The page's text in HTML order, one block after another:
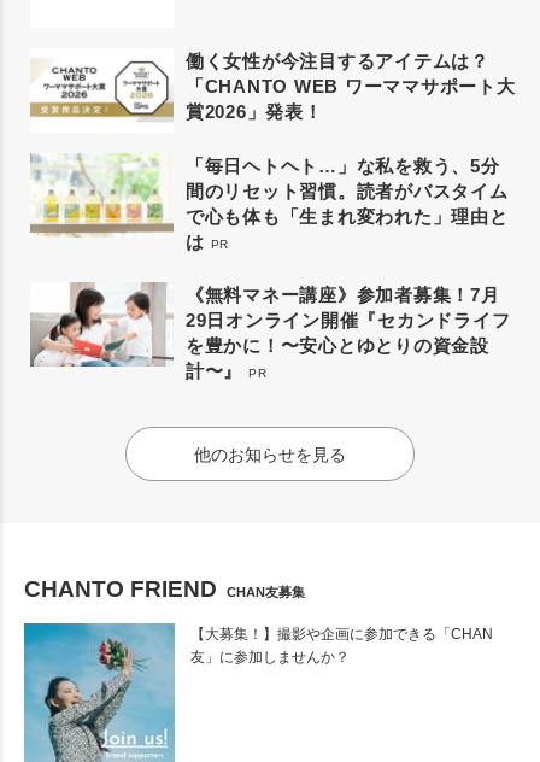
働く女性が今注目するアイテムは？
「CHANTO WEB ワーママサポート大
賞2026」発表！
「毎日ヘトヘト…」な私を救う、5分
間のリセット習慣。読者がバスタイム
で心も体も「生まれ変われた」理由と
は PR
《無料マネー講座》参加者募集！7月
29日オンライン開催『セカンドライフ
を豊かに！〜安心とゆとりの資金設
計〜』
PR
他のお知らせを見る
CHANTO FRIEND CHAN友募集
【大募集！】撮影や企画に参加できる「CHAN
友」に参加しませんか？